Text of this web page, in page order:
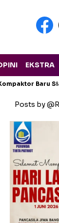
EKSTRA
Baru
Posts by